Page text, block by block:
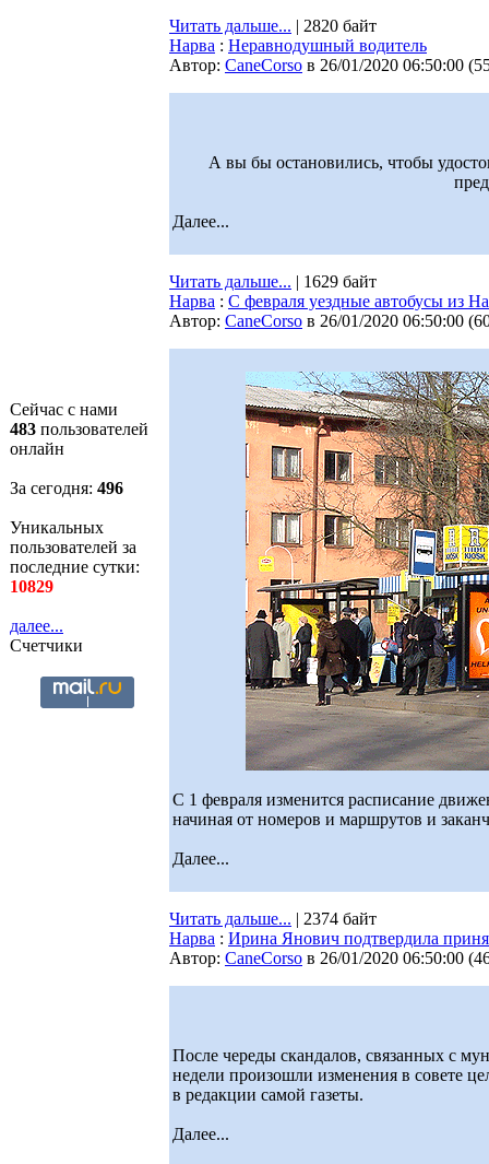
Сейчас с нами
483 пользователей
онлайн
За сегодня: 496
Уникальных
пользователей за
последние сутки:
10829
далее...
Счетчики
Читать дальше... | 2820 байт
Нарва : Неравнодушный водитель
Автор: CaneCorso в 26/01/2020 06:50:00 (
А вы бы остановились, чтобы
Далее...
Читать дальше... | 1629 байт
Нарва : С февраля уездные автобусы из
Автор: CaneCorso в 26/01/2020 06:50:00 (
С 1 февраля изменится расписание
начиная от номеров и маршрутов и
Далее...
Читать дальше... | 2374 байт
Нарва : Ирина Янович подтвердила
Автор: CaneCorso в 26/01/2020 06:50:00 (
После череды скандалов, связанных с
недели произошли изменения в совете
в редакции самой газеты.
Далее...